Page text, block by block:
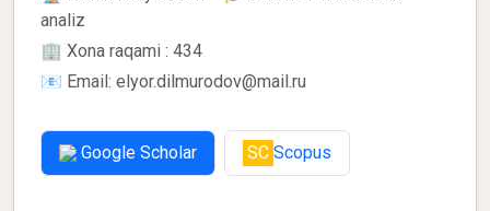
analiz
🏢 Xona raqami : 434
📧 Email: elyor.dilmurodov@mail.ru
Google Scholar SC Scopus